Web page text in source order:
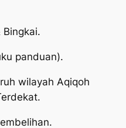
panduan).
wilayah Aqiqoh